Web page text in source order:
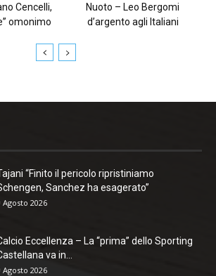
Cencelli,
omonimo
Nuoto – Leo Bergomi
d’argento agli Italiani
“Finito il pericolo ripristiniamo
Sanchez ha esagerato”
Agosto 2026
Eccellenza – La “prima” dello Sporting
va in...
Agosto 2026